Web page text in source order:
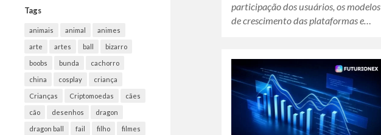
Tags
animais animal animes
arte artes ball bizarro
boobs bunda cachorro
china cosplay criança
Crianças Criptomoedas cães
cão desenhos dragon
dragon ball fail filho filmes
participação dos usuários, os modelos
de crescimento das plataformas e…